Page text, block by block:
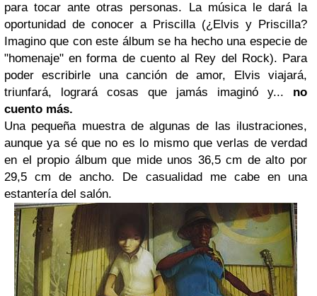
para tocar ante otras personas. La música le dará la
oportunidad de conocer a Priscilla (¿Elvis y Priscilla?
Imagino que con este álbum se ha hecho una especie de
"homenaje" en forma de cuento al Rey del Rock). Para
poder escribirle una canción de amor, Elvis viajará,
triunfará, logrará cosas que jamás imaginó y... no
cuento más.
Una pequeña muestra de algunas de las ilustraciones,
aunque ya sé que no es lo mismo que verlas de verdad
en el propio álbum que mide unos 36,5 cm de alto por
29,5 cm de ancho. De casualidad me cabe en una
estantería del salón.